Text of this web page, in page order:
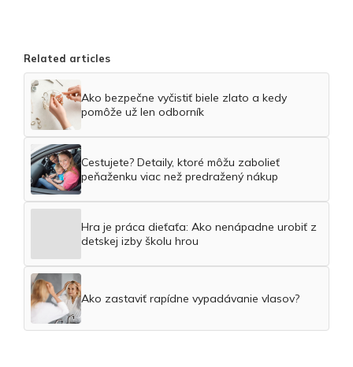
Related articles
Ako bezpečne vyčistiť biele zlato a kedy
pomôže už len odborník
Cestujete? Detaily, ktoré môžu zabolieť
peňaženku viac než predražený nákup
Hra je práca dieťaťa: Ako nenápadne urobiť z
detskej izby školu hrou
Ako zastaviť rapídne vypadávanie vlasov?